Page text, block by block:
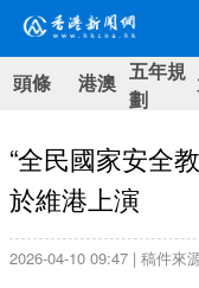
頭條 港澳 五年規
劃
“全民國家安全
於維港上演
2026-04-10 09:47 | 稿件來